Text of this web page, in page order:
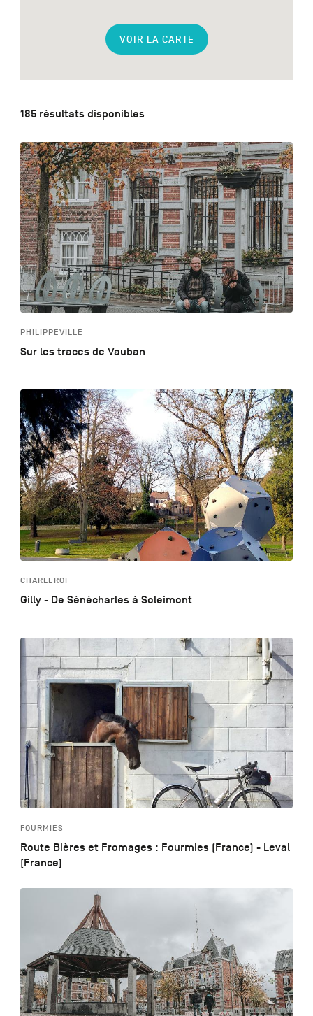
secondaire
185 résultats disponibles
PHILIPPEVILLE
Sur les traces de Vauban
CHARLEROI
Gilly - De Sénécharles à Soleimont
FOURMIES
Route Bières et Fromages : Fourmies (France) - Leval
(France)
VOIR LA CARTE